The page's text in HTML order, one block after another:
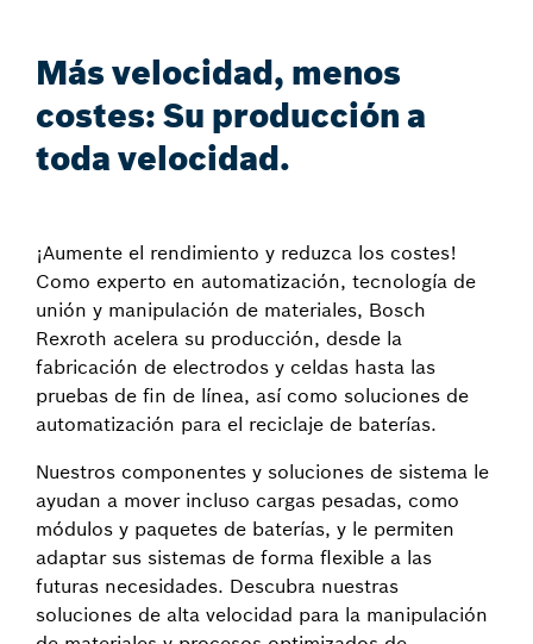
Más velocidad, menos
costes: Su producción a
toda velocidad.
¡Aumente el rendimiento y reduzca los costes!
Como experto en automatización, tecnología de
unión y manipulación de materiales, Bosch
Rexroth acelera su producción, desde la
fabricación de electrodos y celdas hasta las
pruebas de fin de línea, así como soluciones de
automatización para el reciclaje de baterías.
Nuestros componentes y soluciones de sistema le
ayudan a mover incluso cargas pesadas, como
módulos y paquetes de baterías, y le permiten
adaptar sus sistemas de forma flexible a las
futuras necesidades. Descubra nuestras
soluciones de alta velocidad para la manipulación